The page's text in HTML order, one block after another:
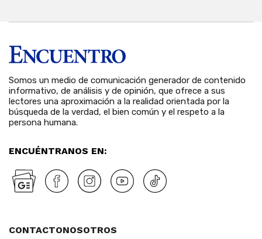
Somos un medio de comunicación generador de contenido
informativo, de análisis y de opinión, que ofrece a sus
lectores una aproximación a la realidad orientada por la
búsqueda de la verdad, el bien común y el respeto a la
persona humana.
ENCUÉNTRANOS EN:
CONTACTONOSOTROS